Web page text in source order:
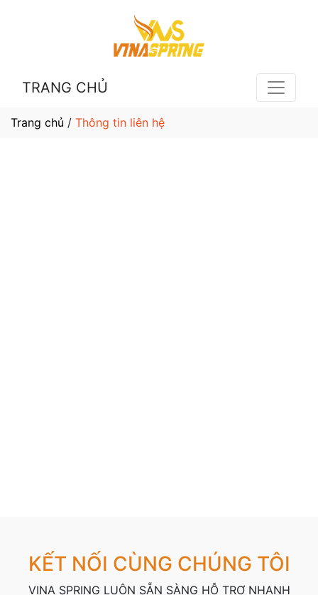
TRANG CHỦ
Trang chủ / Thông tin liên hệ
KẾT NỐI CÙNG CHÚNG TÔI
VINA SPRING LUÔN SẴN SÀNG HỖ TRỢ NHANH